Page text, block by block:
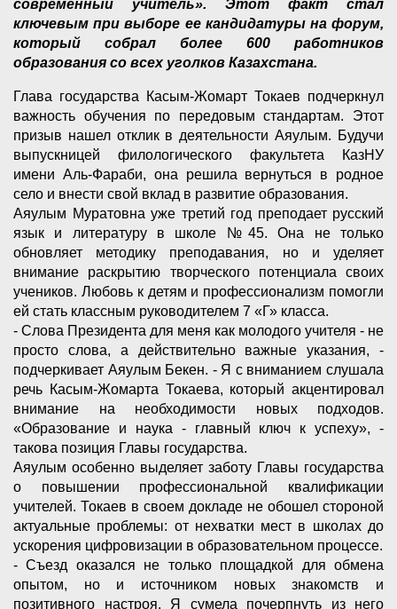
современный учитель». Этот факт стал
ключевым при выборе ее кандидатуры на форум,
который собрал более 600 работников
образования со всех уголков Казахстана.
Глава государства Касым-Жомарт Токаев подчеркнул
важность обучения по передовым стандартам. Этот
призыв нашел отклик в деятельности Аяулым. Будучи
выпускницей филологического факультета КазНУ
имени Аль-Фараби, она решила вернуться в родное
село и внести свой вклад в развитие образования.
Аяулым Муратовна уже третий год преподает русский
язык и литературу в школе №45. Она не только
обновляет методику преподавания, но и уделяет
внимание раскрытию творческого потенциала своих
учеников. Любовь к детям и профессионализм помогли
ей стать классным руководителем 7 «Г» класса.
- Слова Президента для меня как молодого учителя - не
просто слова, а действительно важные указания, -
подчеркивает Аяулым Бекен. - Я с вниманием слушала
речь Касым-Жомарта Токаева, который акцентировал
внимание на необходимости новых подходов.
«Образование и наука - главный ключ к успеху», -
такова позиция Главы государства.
Аяулым особенно выделяет заботу Главы государства
о повышении профессиональной квалификации
учителей. Токаев в своем докладе не обошел стороной
актуальные проблемы: от нехватки мест в школах до
ускорения цифровизации в образовательном процессе.
- Съезд оказался не только площадкой для обмена
опытом, но и источником новых знакомств и
позитивного настроя. Я сумела почерпнуть из него